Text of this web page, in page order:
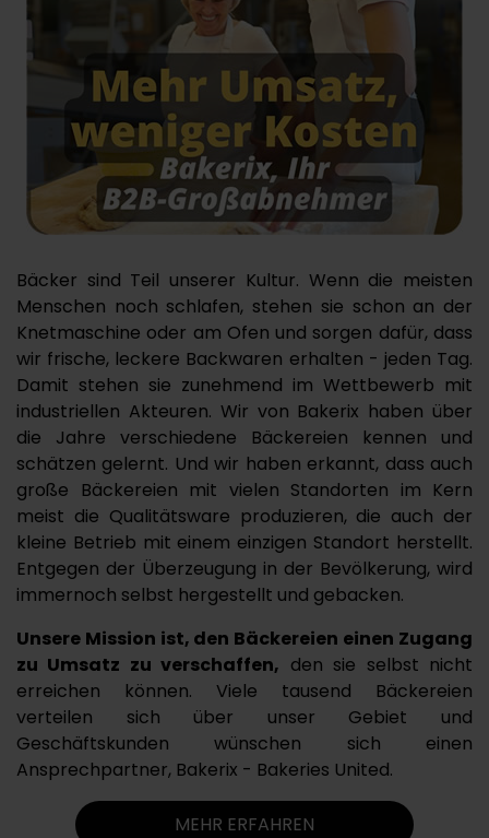
Bäcker sind Teil unserer Kultur. Wenn die meisten
Menschen noch schlafen, stehen sie schon an der
Knetmaschine oder am Ofen und sorgen dafür, dass
wir frische, leckere Backwaren erhalten - jeden Tag.
Damit stehen sie zunehmend im Wettbewerb mit
industriellen Akteuren. Wir von Bakerix haben über
die Jahre verschiedene Bäckereien kennen und
schätzen gelernt. Und wir haben erkannt, dass auch
große Bäckereien mit vielen Standorten im Kern
meist die Qualitätsware produzieren, die auch der
kleine Betrieb mit einem einzigen Standort herstellt.
Entgegen der Überzeugung in der Bevölkerung, wird
immernoch selbst hergestellt und gebacken.
Unsere Mission ist, den Bäckereien einen Zugang
zu Umsatz zu verschaffen, den sie selbst nicht
erreichen können. Viele tausend Bäckereien
verteilen sich über unser Gebiet und
Geschäftskunden wünschen sich einen
Ansprechpartner, Bakerix - Bakeries United.
MEHR ERFAHREN